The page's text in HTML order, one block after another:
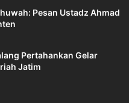
Pesan Ustadz Ahmad
Pertahankan Gelar
Jatim